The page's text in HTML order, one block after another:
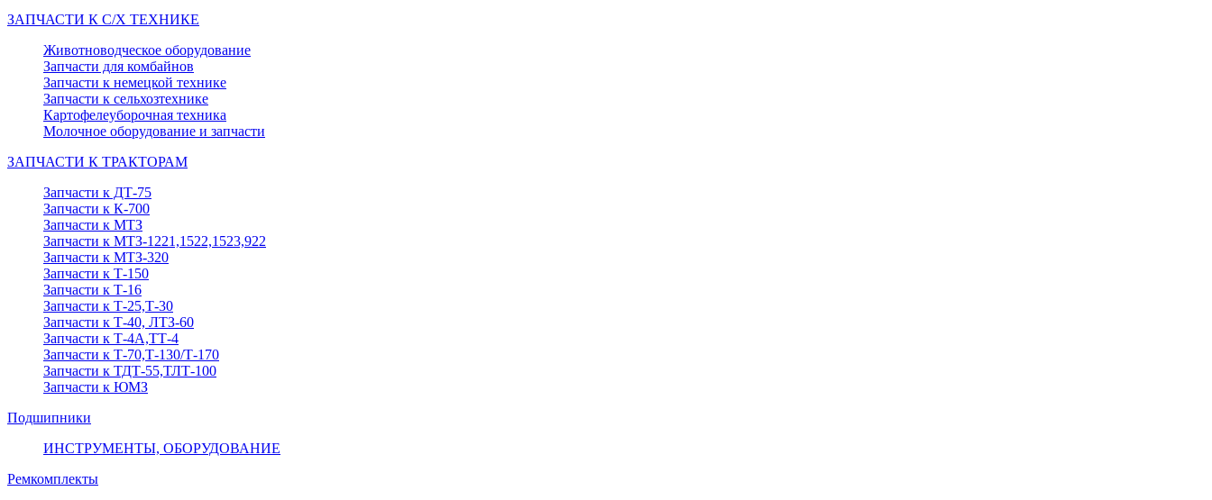
ЗАПЧАСТИ К С/Х ТЕХНИКЕ
Животноводческое оборудование
Запчасти для комбайнов
Запчасти к немецкой технике
Запчасти к сельхозтехнике
Картофелеуборочная техника
Молочное оборудование и запчасти
ЗАПЧАСТИ К ТРАКТОРАМ
Запчасти к ДТ-75
Запчасти к К-700
Запчасти к МТЗ
Запчасти к МТЗ-1221,1522,1523,922
Запчасти к МТЗ-320
Запчасти к Т-150
Запчасти к Т-16
Запчасти к Т-25,Т-30
Запчасти к Т-40, ЛТЗ-60
Запчасти к Т-4А,ТТ-4
Запчасти к Т-70,Т-130/Т-170
Запчасти к ТДТ-55,ТЛТ-100
Запчасти к ЮМЗ
Подшипники
ИНСТРУМЕНТЫ, ОБОРУДОВАНИЕ
Ремкомплекты